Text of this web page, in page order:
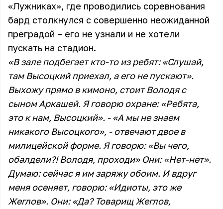
«Лужниках», где проводились соревнования
бард столкнулся с совершенно неожиданной
преградой – его не узнали и не хотели
пускать на стадион.
«В зале подбегает кто-то из ребят: «Слушай,
там Высоцкий приехал, а его не пускают».
Выхожу прямо в кимоно, стоит Володя с
сыном Аркашей. Я говорю охране: «Ребята,
это к нам, Высоцкий». - «А мы не знаем
никакого Высоцкого», - отвечают двое в
милицейской форме. Я говорю: «Вы чего,
обалдели?! Володя, проходи» Они: «Нет-нет».
Думаю: сейчас я им заряжу обоим. И вдруг
меня осеняет, говорю: «Идиоты, это же
Жеглов». Они: «Да? Товарищ Жеглов,